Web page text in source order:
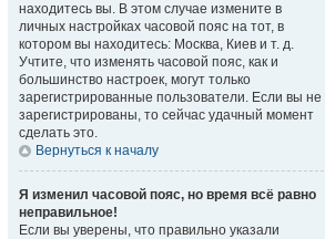
находитесь вы. В этом случае измените в
личных настройках часовой пояс на тот, в
котором вы находитесь: Москва, Киев и т. д.
Учтите, что изменять часовой пояс, как и
большинство настроек, могут только
зарегистрированные пользователи. Если вы не
зарегистрированы, то сейчас удачный момент
сделать это.
Вернуться к началу
Я изменил часовой пояс, но время всё равно
неправильное!
Если вы уверены, что правильно указали